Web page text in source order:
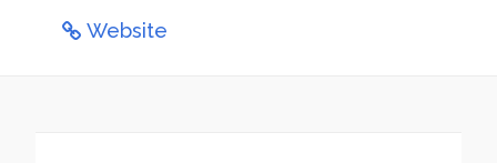
Website